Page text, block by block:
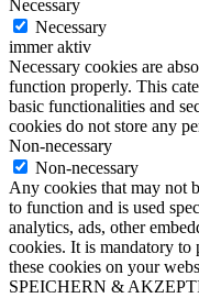
Necessary
Necessary
immer aktiv
Necessary cookies are
function properly. This
basic functionalities and
cookies do not store any
Non-necessary
Non-necessary
Any cookies that may not
to function and is used
analytics, ads, other
cookies. It is mandatory to
these cookies on your
SPEICHERN &